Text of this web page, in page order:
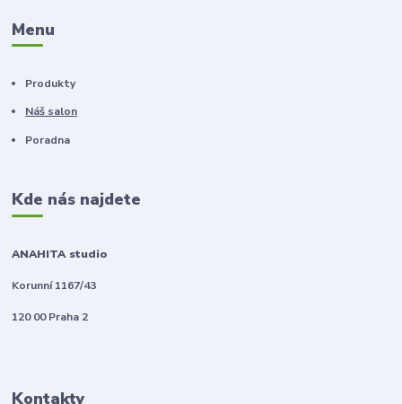
Menu
Produkty
Náš salon
Poradna
Kde nás najdete
ANAHITA studio
Korunní 1167/43
120 00 Praha 2
Kontakty